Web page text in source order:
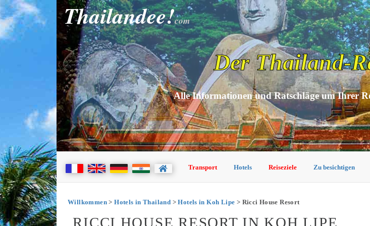
Thailandee!com
Der Thailand-
Alle Informationen und Ratschläge um Ihrer
Transport Hotels Reiseziele Zu besichtigen
Willkommen>Hotels in Thailand >Hotels in Koh Lipe > Ricci House Resort
RICCI HOUSE RESORT IN KOH LIPE